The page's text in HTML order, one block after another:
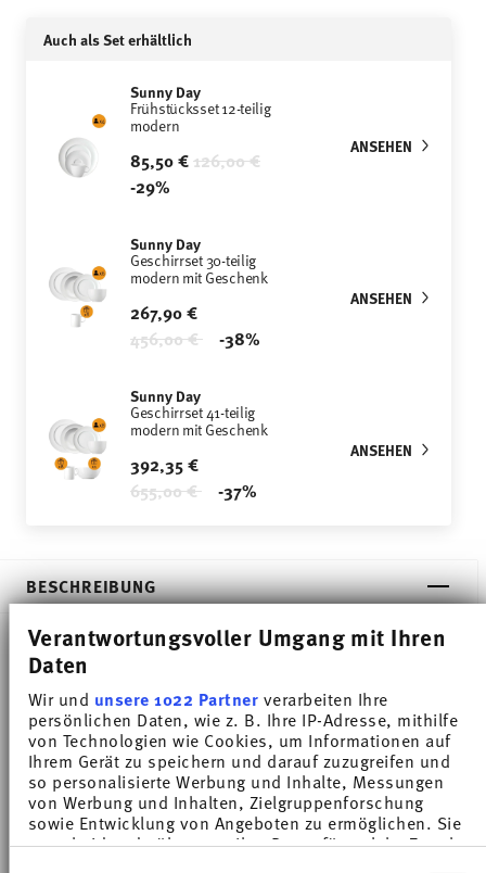
Verantwortungsvoller Umgang mit Ihren
Daten
Wir und unsere 1022 Partnerverarbeiten Ihre
persönlichen Daten, wie z. B. Ihre IP-Adresse, mithilfe
von Technologien wie Cookies, um Informationen auf
Ihrem Gerät zu speichern und darauf zuzugreifen und
so personalisierte Werbung und Inhalte, Messungen
von Werbung und Inhalten, Zielgruppenforschung
sowie Entwicklung von Angeboten zu ermöglichen. Sie
entscheiden darüber, wer Ihre Daten für welche Zwecke
Auch als Set erhältlich
Sunny Day
Frühstücksset 12-teilig
modern
85,50 €Price reduced from
126,00 €to
-29%
ANSEHEN
Sunny Day
Geschirrset 30-teilig
modern mit Geschenk
267,90 €
Price reduced from
456,00 €to -38%
ANSEHEN
Sunny Day
Geschirrset 41-teilig
modern mit Geschenk
392,35 €
Price reduced from
655,00 €to -37%
ANSEHEN
BESCHREIBUNG
Thomas Sunny Day Weiss Frühstücksteller - Rund -
Ø 21,7 cm - h 1,9 cm, Porzellan Weiss
Die umfangreiche Farbpalette mit den zahlreichen
Kombinationsmöglichkeiten machen Sunny Day so
besonders und ermöglichen den Einsatz in